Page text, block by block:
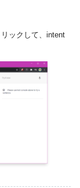
リックして、intent